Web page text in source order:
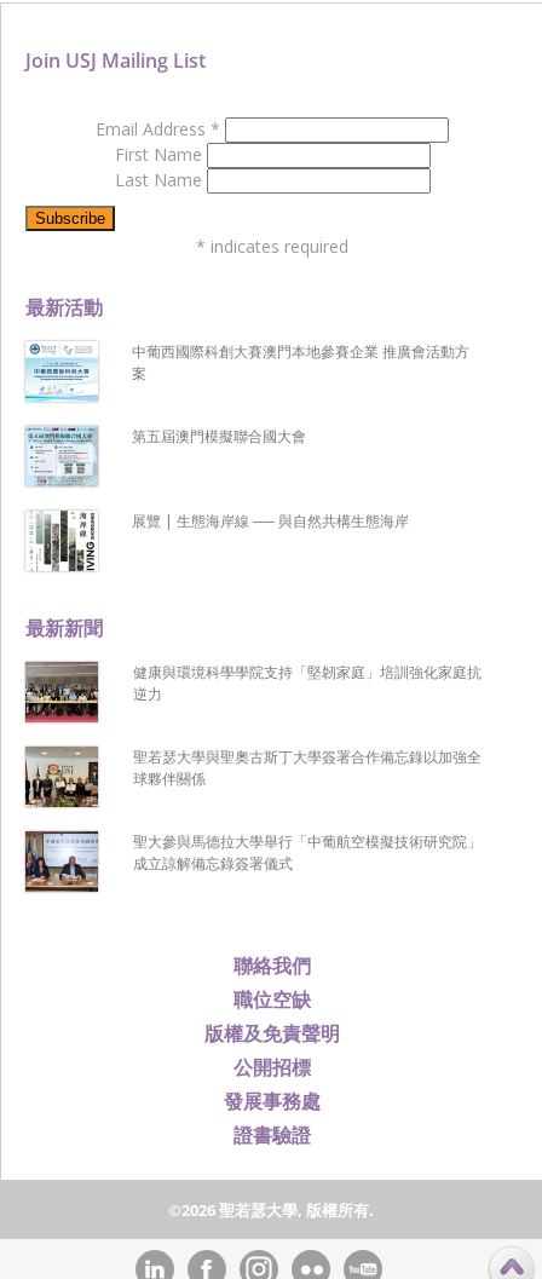
聯絡我們
職位空缺
版權及免責聲明
公開招標
發展事務處
證書驗證
最新新聞
健康與環境科學學院支持「堅韌家庭」培訓強化家庭抗
逆力
聖若瑟大學與聖奧古斯丁大學簽署合作備忘錄以加強全
球夥伴關係
聖大參與馬德拉大學舉行「中葡航空模擬技術研究院」
成立諒解備忘錄簽署儀式
最新活動
中葡西國際科創大賽澳門本地參賽企業 推廣會活動方
案
第五屆澳門模擬聯合國大會
展覽 | 生態海岸線 ── 與自然共構生態海岸
Join USJ Mailing List
Email Address *
First Name
Last Name
* indicates required
©2026 聖若瑟大學, 版權所有.